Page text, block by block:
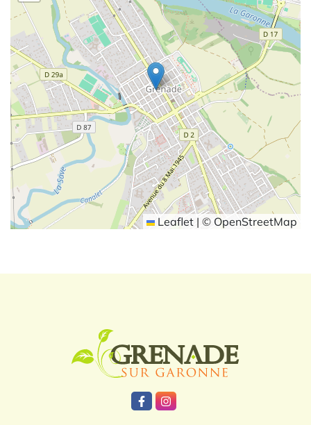
Leaflet | © OpenStreetMap
Lien vers le compte Facebook
Lien vers le compte